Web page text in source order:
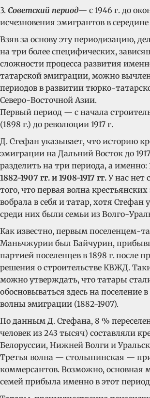
3. Советский период— с 1946 г. до
исчезновения эмигрантов в середине
Взяв за основу эту периодизацию,
на три более специфических,
сложности процесса развития
татарской эмиграции, можно
периодов в развитии тюрко-
Северо-Восточной Азии.
Первый период — с начала
(1898 г.) до революции 1917 г.
Д. Стефан указывает, что историю
эмиграции на Дальний Восток до
разделить на три периода, а именно:
1882-1907 гг. и 1908-1917 гг.У нас нет
того, что первая волна
вобрала в себя и татар, хотя Стефан
среди них были семьи из Волго-
Как известно, первым поселенцем-
Маньчжурии был Байчурин,
партией поселенцев в 1898 г. после
решения о строительстве КВЖД.
можно утверждать, что татары
обосновываться здесь на поселение
волны эмиграции (1882-1907).
По данным Д. Стефана, 8 %
человек из 243 тысяч) составляли
Белоруссии, Нижней Волги и
Третья волна — столыпинская —
коммерсантов. Возможно, основная
семей прибыла именно в этот